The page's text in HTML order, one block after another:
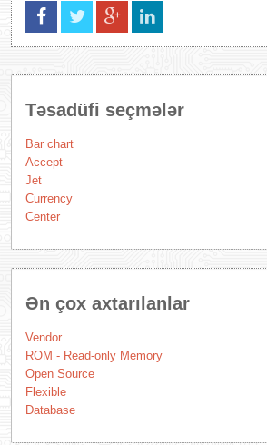
Təsadüfi seçmələr
Bar chart
Accept
Jet
Currency
Center
Ən çox axtarılanlar
Vendor
ROM - Read-only Memory
Open Source
Flexible
Database